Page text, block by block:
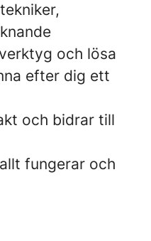
och lösa
efter dig ett
och bidrar till
fungerar och